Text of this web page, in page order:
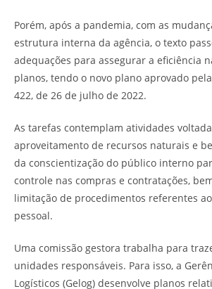
Porém, após a pandemia, com as
estrutura interna da agência, o texto
adequações para assegurar a eficiência
planos, tendo o novo plano aprovado
422, de 26 de julho de 2022.
As tarefas contemplam atividades
aproveitamento de recursos naturais e
da conscientização do público interno
controle nas compras e contratações,
limitação de procedimentos referentes
pessoal.
Uma comissão gestora trabalha para
unidades responsáveis. Para isso, a
Logísticos (Gelog) desenvolve planos